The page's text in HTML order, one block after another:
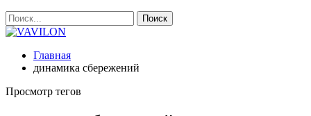
Главная
динамика сбережений
Просмотр тегов